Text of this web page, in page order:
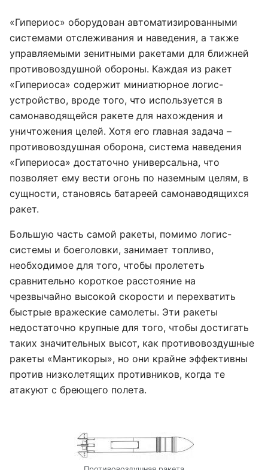
«Гипериос» оборудован автоматизированными
системами отслеживания и наведения, а также
управляемыми зенитными ракетами для ближней
противовоздушной обороны. Каждая из ракет
«Гипериоса» содержит миниатюрное логис-
устройство, вроде того, что используется в
самонаводящейся ракете для нахождения и
уничтожения целей. Хотя его главная задача –
противовоздушная оборона, система наведения
«Гипериоса» достаточно универсальна, что
позволяет ему вести огонь по наземным целям, в
сущности, становясь батареей самонаводящихся
ракет.
Большую часть самой ракеты, помимо логис-
системы и боеголовки, занимает топливо,
необходимое для того, чтобы пролететь
сравнительно короткое расстояние на
чрезвычайно высокой скорости и перехватить
быстрые вражеские самолеты. Эти ракеты
недостаточно крупные для того, чтобы достигать
таких значительных высот, как противовоздушные
ракеты «Мантикоры», но они крайне эффективны
против низколетящих противников, когда те
атакуют с бреющего полета.